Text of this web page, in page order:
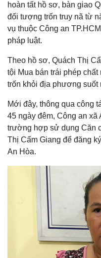
hoàn tất hồ sơ, bàn giao
đối tượng trốn truy nã từ
vụ thuộc Công an
pháp luật.
Theo hồ sơ, Quách Thị
tội Mua bán trái phép
trốn khỏi địa phương suốt
Mới đây, thông qua công
45 ngày đêm, Công an
trường hợp sử dụng Căn
Thị Cẩm Giang để đăng
An Hòa.